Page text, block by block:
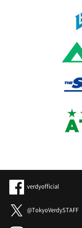
verdyofficial
@TokyoVerdySTAFF